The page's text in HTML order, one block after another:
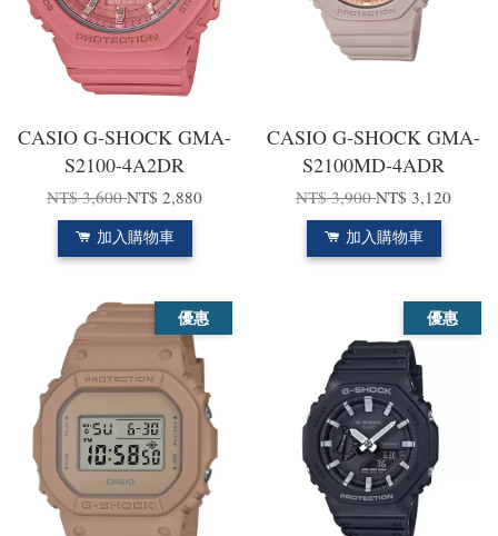
CASIO G-SHOCK GMA-
S2100-4A2DR
NT$ 3,600NT$ 2,880
加入購物車
CASIO G-SHOCK GMA-
S2100MD-4ADR
NT$ 3,900NT$ 3,120
加入購物車
優惠 優惠